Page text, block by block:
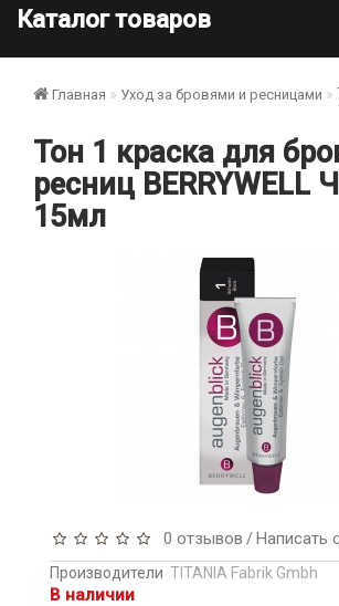
Каталог товаров
Главная Уход за бровями и ресницами
Тон 1 краска для
ресниц BERRYWELL
15мл
0 отзывов /Написать
Производители TITANIA Fabrik Gmbh
В наличии